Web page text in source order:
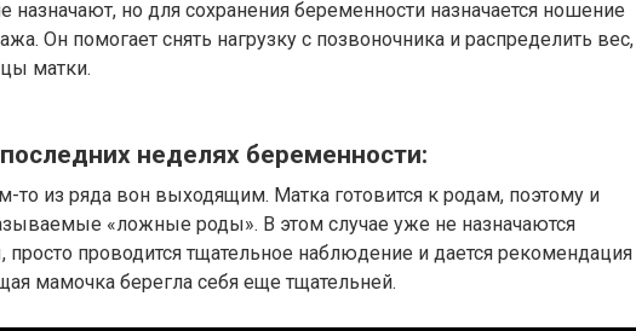
назначают, но для сохранения беременности назначается ношение
Он помогает снять нагрузку с позвоночника и распределить вес,
матки.
последних неделях беременности:
то из ряда вон выходящим. Матка готовится к родам, поэтому и
«ложные роды». В этом случае уже не назначаются
просто проводится тщательное наблюдение и дается рекомендация
мамочка берегла себя еще тщательней.